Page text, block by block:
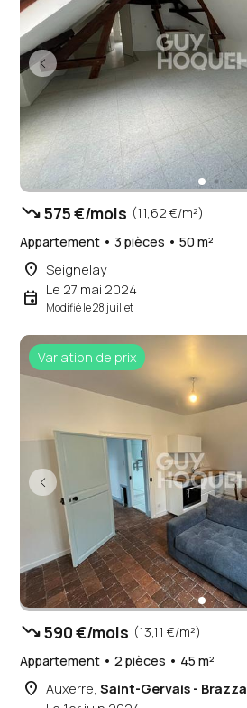
trending_down575 €/mois (11,62 €/m²)
Appartement • 3 pièces • 50 m²
place Seignelay
event Le 27 mai 2024
Modifié le 28 juillet
Variation de prix
trending_down590 €/mois (13,11 €/m²)
Appartement • 2 pièces • 45 m²
place Auxerre,Saint-Gervais - Brazza